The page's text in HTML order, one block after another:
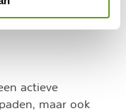
actieve
maar ook